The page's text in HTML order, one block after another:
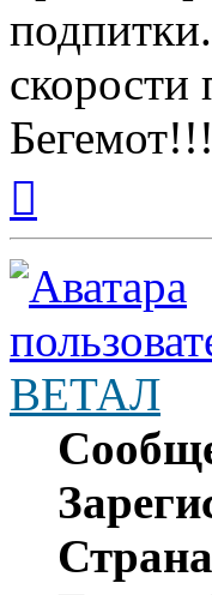
скорости
началу
ВЕТАЛ